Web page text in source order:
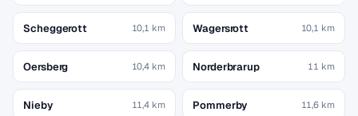
Scheggerott 10,1 km Wagersrott 10,1 km
Oersberg 10,4 km Norderbrarup 11 km
Nieby 11,4 km Pommerby 11,6 km